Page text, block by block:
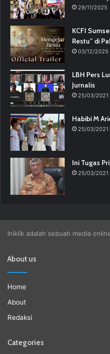
29/11/2025
KCFI
Restu” di
03/12/2025
LBH Pers
Jurnalis
25/03/2021
Habibi M
25/03/2021
Ini Tugas
25/03/2021
Iniklik adalah sebuah media
About us
Home
About
Redaksi
Categories